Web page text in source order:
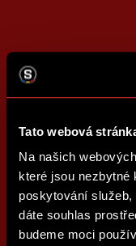
Tato webová
Na našich
které jsou nezbytné
poskytování
dáte souhlas
budeme moci